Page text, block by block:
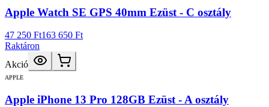
Apple Watch SE GPS 40mm Ezüst - C osztály
47 250 Ft163 650 Ft
Raktáron
Akció
APPLE
Apple iPhone 13 Pro 128GB Ezüst - A osztály